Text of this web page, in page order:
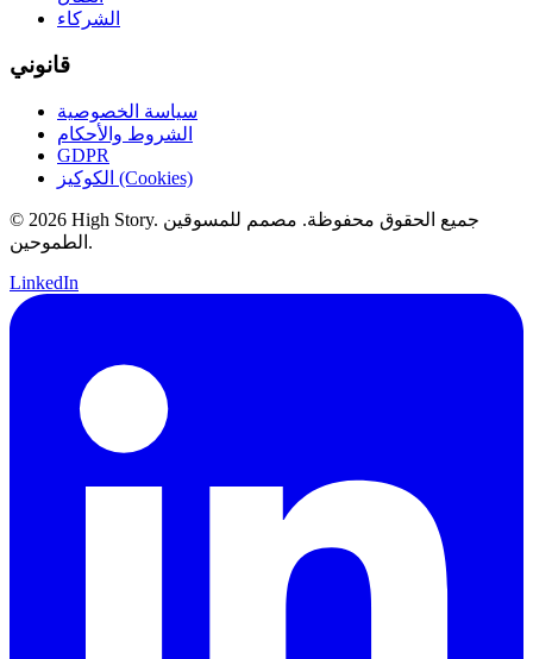
الشركاء
قانوني
سياسة الخصوصية
الشروط والأحكام
GDPR
الكوكيز (Cookies)
© 2026 High Story. جميع الحقوق محفوظة. مصمم للمسوقين
الطموحين.
LinkedIn